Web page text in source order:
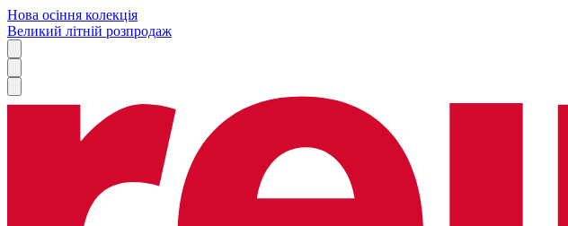
Нова осіння колекція
Великий літній розпродаж